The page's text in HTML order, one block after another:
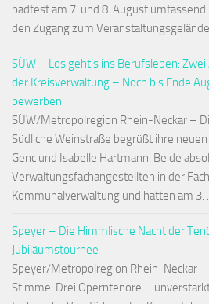
badfest am 7. und 8. August
den Zugang zum
SÜW – Los geht’s ins Berufsleben:
der Kreisverwaltung – Noch bis Ende
bewerben
SÜW/Metropolregion Rhein-Neckar –
Südliche Weinstraße begrüßt ihre
Genc und Isabelle Hartmann. Beide
Verwaltungsfachangestellten in der
Kommunalverwaltung und hatten am 3.
Speyer – Die Himmlische Nacht der
Jubiläumstournee
Speyer/Metropolregion Rhein-Neckar
Stimme: Drei Operntenöre –